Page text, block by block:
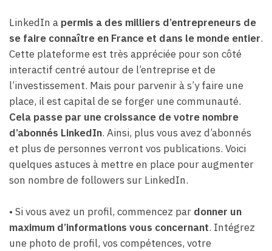
LinkedIn a permis a des milliers d’entrepreneurs de
se faire connaître en France et dans le monde entier.
Cette plateforme est très appréciée pour son côté
interactif centré autour de l’entreprise et de
l’investissement. Mais pour parvenir à s’y faire une
place, il est capital de se forger une communauté.
Cela passe par une croissance de votre nombre
d’abonnés LinkedIn. Ainsi, plus vous avez d’abonnés
et plus de personnes verront vos publications. Voici
quelques astuces à mettre en place pour augmenter
son nombre de followers sur LinkedIn.
• Si vous avez un profil, commencez par donner un
maximum d’informations vous concernant. Intégrez
une photo de profil, vos compétences, votre